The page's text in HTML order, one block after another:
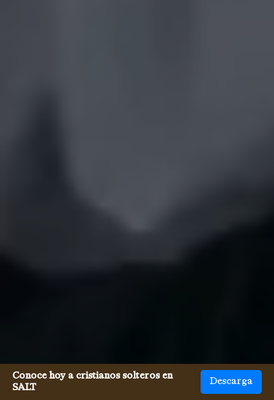
Conoce hoy a cristianos solteros en
SALT
Descarga